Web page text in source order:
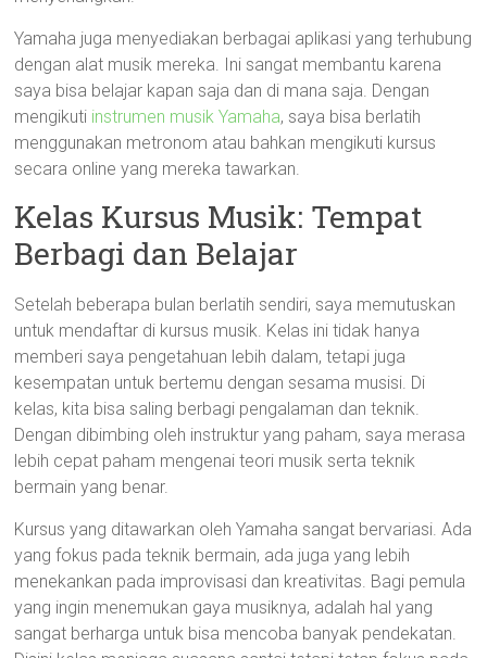
Yamaha juga menyediakan berbagai aplikasi yang terhubung
dengan alat musik mereka. Ini sangat membantu karena
saya bisa belajar kapan saja dan di mana saja. Dengan
mengikuti instrumen musik Yamaha, saya bisa berlatih
menggunakan metronom atau bahkan mengikuti kursus
secara online yang mereka tawarkan.
Kelas Kursus Musik: Tempat
Berbagi dan Belajar
Setelah beberapa bulan berlatih sendiri, saya memutuskan
untuk mendaftar di kursus musik. Kelas ini tidak hanya
memberi saya pengetahuan lebih dalam, tetapi juga
kesempatan untuk bertemu dengan sesama musisi. Di
kelas, kita bisa saling berbagi pengalaman dan teknik.
Dengan dibimbing oleh instruktur yang paham, saya merasa
lebih cepat paham mengenai teori musik serta teknik
bermain yang benar.
Kursus yang ditawarkan oleh Yamaha sangat bervariasi. Ada
yang fokus pada teknik bermain, ada juga yang lebih
menekankan pada improvisasi dan kreativitas. Bagi pemula
yang ingin menemukan gaya musiknya, adalah hal yang
sangat berharga untuk bisa mencoba banyak pendekatan.